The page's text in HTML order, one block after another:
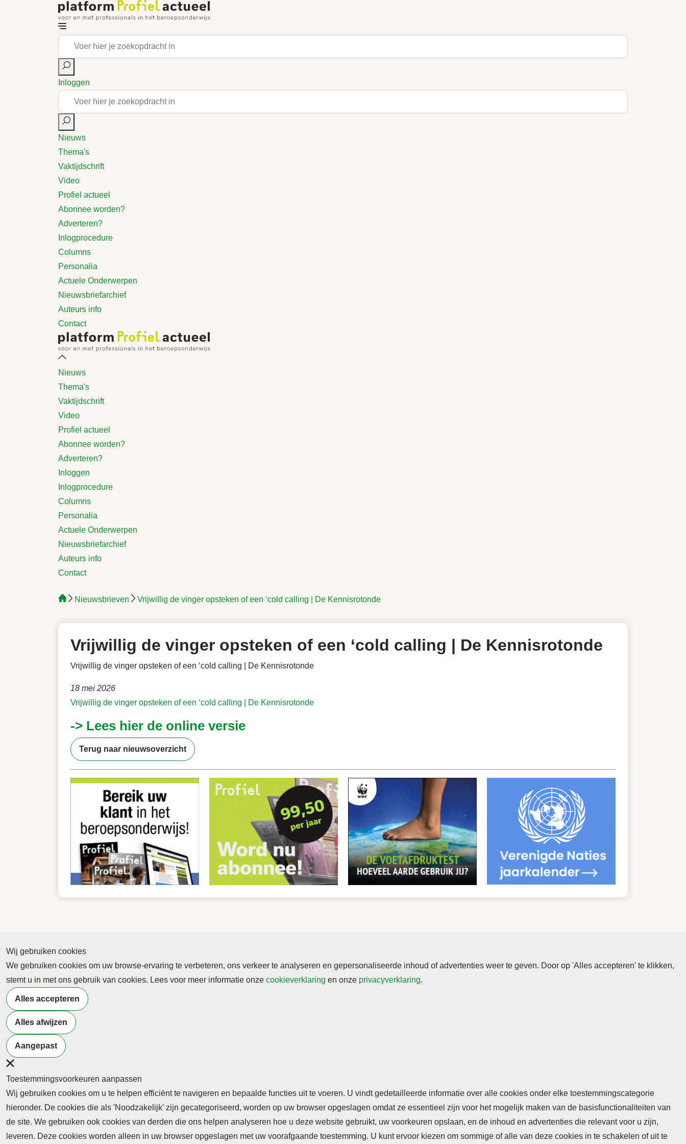
Inloggen
Nieuws
Thema's
Vaktijdschrift
Video
Profiel actueel
Abonnee worden?
Adverteren?
Inlogprocedure
Columns
Personalia
Actuele Onderwerpen
Nieuwsbriefarchief
Auteurs info
Contact
Nieuws
Thema's
Vaktijdschrift
Video
Profiel actueel
Abonnee worden?
Adverteren?
Inloggen
Inlogprocedure
Columns
Personalia
Actuele Onderwerpen
Nieuwsbriefarchief
Auteurs info
Contact
Nieuwsbrieven Vrijwillig de vinger opsteken of een ‘cold calling | De Kennisrotonde
Vrijwillig de vinger opsteken of een ‘cold calling | De Kennisrotonde
Vrijwillig de vinger opsteken of een ‘cold calling | De Kennisrotonde
18 mei 2026
Vrijwillig de vinger opsteken of een ‘cold calling | De Kennisrotonde
-> Lees hier de online versie
Terug naar nieuwsoverzicht
Wij gebruiken cookies
We gebruiken cookies om uw browse-ervaring te verbeteren, ons verkeer te analyseren en gepersonaliseerde inhoud of advertenties weer te geven. Door op 'Alles accepteren' te klikken,
stemt u in met ons gebruik van cookies. Lees voor meer informatie onze cookieverklaring en onze privacyverklaring.
Alles accepteren
Alles afwijzen
Aangepast
Toestemmingsvoorkeuren aanpassen
Wij gebruiken cookies om u te helpen efficiënt te navigeren en bepaalde functies uit te voeren. U vindt gedetailleerde informatie over alle cookies onder elke toestemmingscategorie
hieronder. De cookies die als 'Noodzakelijk' zijn gecategoriseerd, worden op uw browser opgeslagen omdat ze essentieel zijn voor het mogelijk maken van de basisfunctionaliteiten van
de site. We gebruiken ook cookies van derden die ons helpen analyseren hoe u deze website gebruikt, uw voorkeuren opslaan, en de inhoud en advertenties die relevant voor u zijn,
leveren. Deze cookies worden alleen in uw browser opgeslagen met uw voorafgaande toestemming. U kunt ervoor kiezen om sommige of alle van deze cookies in te schakelen of uit te
Abonnement
Nieuws
Meld je aan voor de nieuwsbrief
Neem contact op